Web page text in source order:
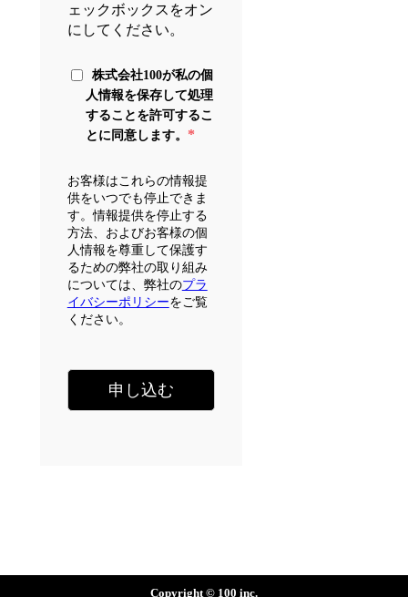
ェックボックスをオン
にしてください。
株式会社100が私の個
人情報を保存して処理
することを許可するこ
とに同意します。 *
お客様はこれらの情報提
供をいつでも停止できま
す。情報提供を停止する
方法、およびお客様の個
人情報を尊重して保護す
るための弊社の取り組み
については、弊社のプラ
イバシーポリシーをご覧
ください。
Copyright © 100 inc.